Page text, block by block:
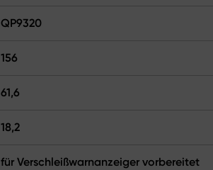
QP9320
156
61,6
18,2
für Verschleißwarnanzeiger vorbereitet